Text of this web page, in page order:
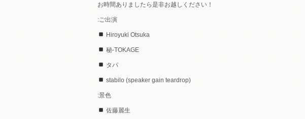
お時間ありましたら是非お越しください！
:ご出演
Hiroyuki Otsuka
秘-TOKAGE
タパ
stabilo (speaker gain teardrop)
:景色
佐藤麗生